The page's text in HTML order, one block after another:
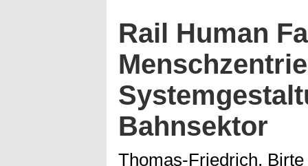
Rail Human
Bahnsektor
Thomas-Friedrich, Birte